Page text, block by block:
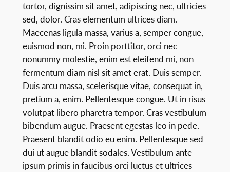
tortor, dignissim sit amet, adipiscing nec, ultricies
sed, dolor. Cras elementum ultrices diam.
Maecenas ligula massa, varius a, semper congue,
euismod non, mi. Proin porttitor, orci nec
nonummy molestie, enim est eleifend mi, non
fermentum diam nisl sit amet erat. Duis semper.
Duis arcu massa, scelerisque vitae, consequat in,
pretium a, enim. Pellentesque congue. Ut in risus
volutpat libero pharetra tempor. Cras vestibulum
bibendum augue. Praesent egestas leo in pede.
Praesent blandit odio eu enim. Pellentesque sed
dui ut augue blandit sodales. Vestibulum ante
ipsum primis in faucibus orci luctus et ultrices